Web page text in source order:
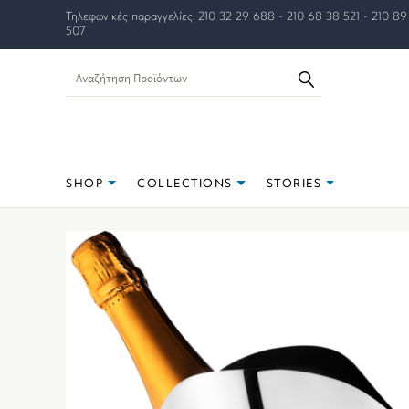
Τηλεφωνικές παραγγελίες: 210 32 29 688 - 210 68 38 521 - 210
507
SHOP COLLECTIONS STORIES